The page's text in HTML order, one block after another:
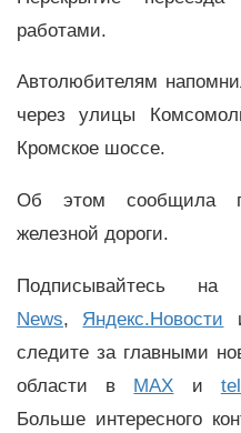
работами.
Автолюбителям
через улицы
Кромское шоссе.
Об этом сообщила
железной дороги.
Подписывайтесь
News, Яндекс.Новости
следите за главными
области в MAX и
Больше интересного